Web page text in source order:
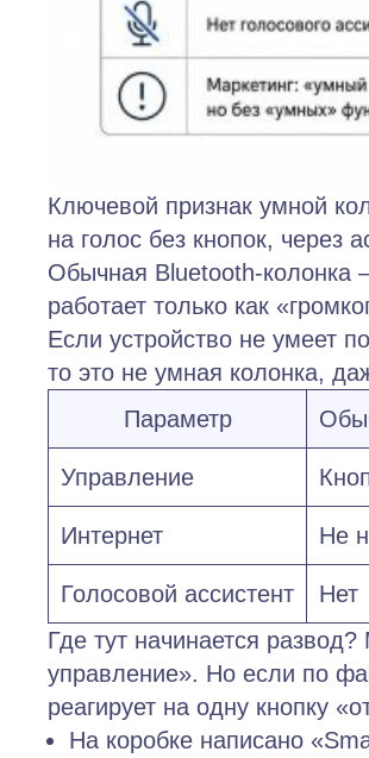
Ключевой признак умной
на голос без кнопок, через
Обычная Bluetooth‑колонка
работает только как
Если устройство не умеет
то это не умная колонка,
Параметр
Управление
Интернет Не
Голосовой ассистент Нет
Где тут начинается
управление». Но если по
реагирует на одну кнопку
На коробке написано